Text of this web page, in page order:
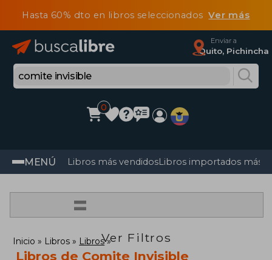
Hasta 60% dto en libros seleccionadosVer más
Enviar a
Quito, Pichincha
0
MENÚ Libros más vendidosLibros importados más
=
Ver Filtros
Inicio Libros Libros
Libros de Comite Invisible